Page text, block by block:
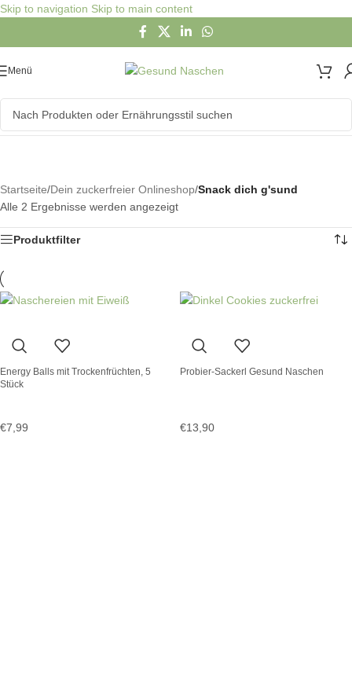
Skip to navigation Skip to main content
Menü
Startseite/Dein zuckerfreier Onlineshop/Snack dich g'sund
Alle 2 Ergebnisse werden angezeigt
Produktfilter
Energy Balls mit Trockenfrüchten, 5
Stück
€7,99
Probier-Sackerl Gesund Naschen
€13,90